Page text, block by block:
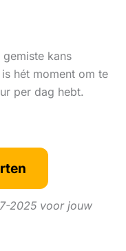
kans
hét moment om te
per dag hebt.
2025 voor jouw